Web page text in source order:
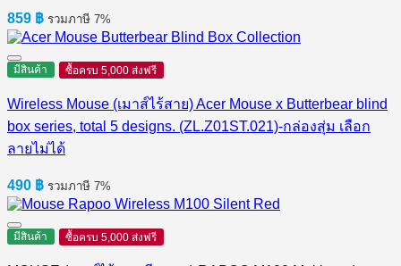
859 ฿ รวมภาษี 7%
มีสินค้า ซื้อครบ 5,000 ส่งฟรี
Wireless Mouse (เมาส์ไร้สาย) Acer Mouse x Butterbear blind
box series, total 5 designs. (ZL.Z01ST.021)-กล่องสุ่ม เลือก
ลายไม่ได้
490 ฿ รวมภาษี 7%
มีสินค้า ซื้อครบ 5,000 ส่งฟรี